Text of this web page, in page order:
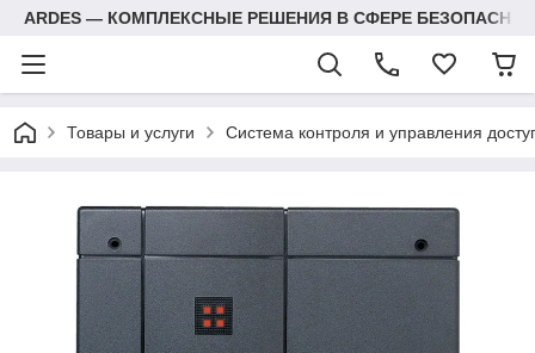
ARDES — КОМПЛЕКСНЫЕ РЕШЕНИЯ В СФЕРЕ
Товары и услуги Система контроля и управления